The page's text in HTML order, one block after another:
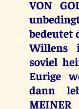
VON
bedeutet
Willens
soviel
Eurige
dann